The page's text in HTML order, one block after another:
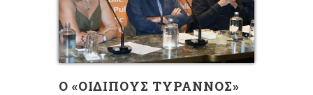
O «ΟΙΔΙΠΟΥΣ ΤΥΡΑΝΝΟΣ»